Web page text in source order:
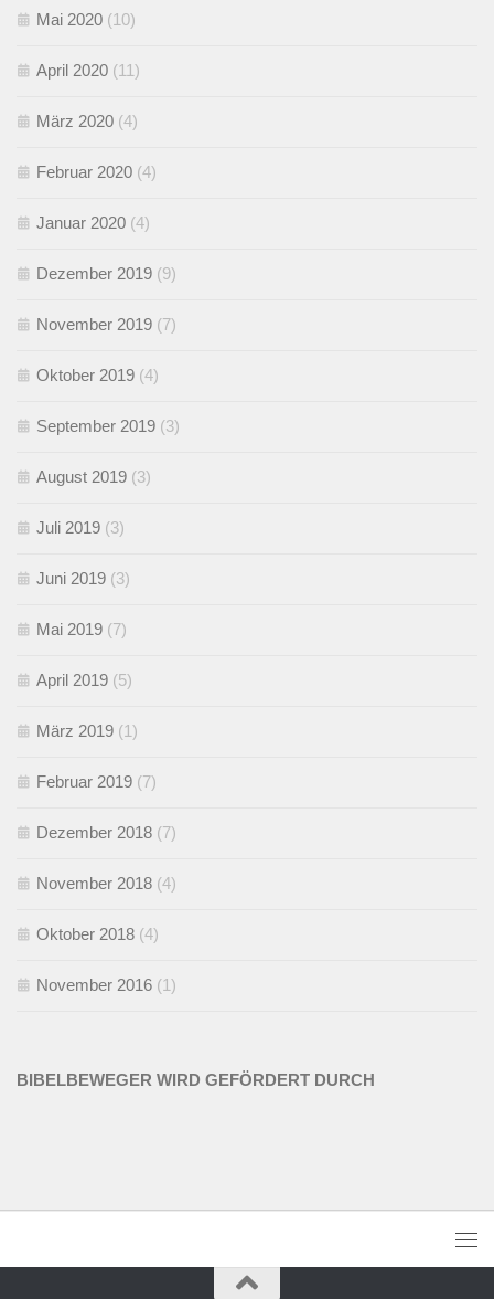
Mai 2020 (10)
April 2020 (11)
März 2020 (4)
Februar 2020 (4)
Januar 2020 (4)
Dezember 2019 (9)
November 2019 (7)
Oktober 2019 (4)
September 2019 (3)
August 2019 (3)
Juli 2019 (3)
Juni 2019 (3)
Mai 2019 (7)
April 2019 (5)
März 2019 (1)
Februar 2019 (7)
Dezember 2018 (7)
November 2018 (4)
Oktober 2018 (4)
November 2016 (1)
BIBELBEWEGER WIRD GEFÖRDERT DURCH